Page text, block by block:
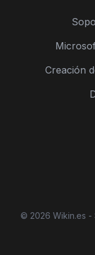
Creación
© 2026 Wikin.es -